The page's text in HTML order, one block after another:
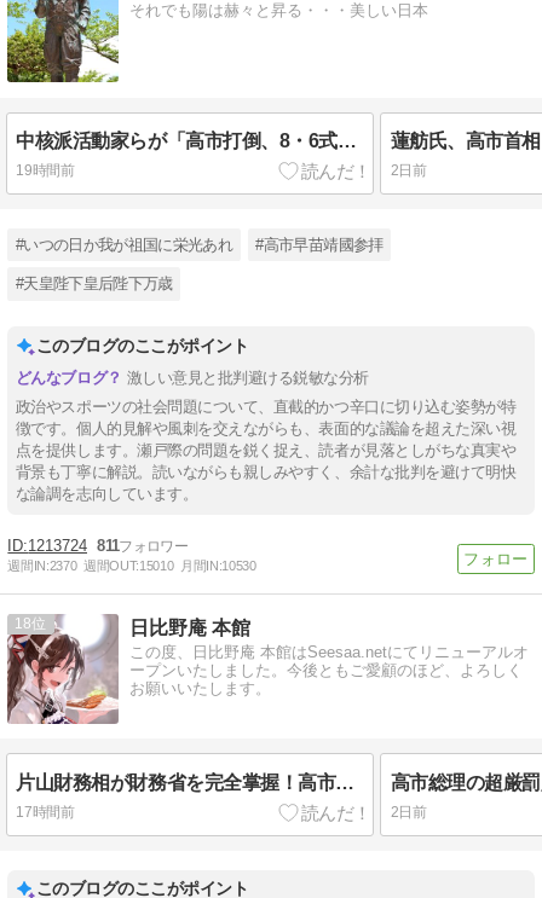
それでも陽は赫々と昇る・・・美しい日本
中核派活動家らが「高市打倒、8・6式典粉砕！」
19時間前 2日前
#いつの日か我が祖国に栄光あれ #高市早苗靖國参拝
#天皇陛下皇后陛下万歳
このブログのここがポイント
激しい意見と批判避ける鋭敏な分析
政治やスポーツの社会問題について、直截的かつ辛口に切り込む姿勢が特
徴です。個人的見解や風刺を交えながらも、表面的な議論を超えた深い視
点を提供します。瀬戸際の問題を鋭く捉え、読者が見落としがちな真実や
背景も丁寧に解説。読いながらも親しみやすく、余計な批判を避けて明快
な論調を志向しています。
1213724 811
週間IN:2370 週間OUT:15010 月間IN:10530
18 日比野庵 本館
この度、日比野庵 本館はSeesaa.netにてリニューアルオ
ープンいたしました。今後ともご愛顧のほど、よろしく
お願いいたします。
片山財務相が財務省を完全掌握！高市減税に抗う稲田・小渕ら抵抗勢力は炎上、日本の脱緊縮がついに始まる！ 《食料品消費税シリーズ＃６》
17時間前 2日前
このブログのここがポイント